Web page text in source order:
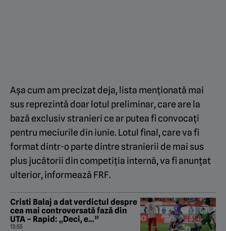
Așa cum am precizat deja, lista menționată mai
sus reprezintă doar lotul preliminar, care are la
bază exclusiv stranieri ce ar putea fi convocați
pentru meciurile din iunie. Lotul final, care va fi
format dintr-o parte dintre stranierii de mai sus
plus jucătorii din competiția internă, va fi anunțat
ulterior, informează FRF.
Cristi Balaj a dat verdictul despre
cea mai controversată fază din
UTA – Rapid: „Deci, e…”
13:55